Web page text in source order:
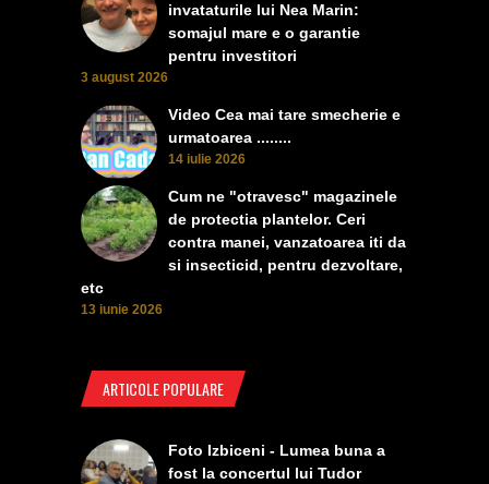
invataturile lui Nea Marin:
somajul mare e o garantie
pentru investitori
3 august 2026
Video Cea mai tare smecherie e
urmatoarea ........
14 iulie 2026
Cum ne "otravesc" magazinele
de protectia plantelor. Ceri
contra manei, vanzatoarea iti da
si insecticid, pentru dezvoltare,
etc
13 iunie 2026
ARTICOLE POPULARE
Foto Izbiceni - Lumea buna a
fost la concertul lui Tudor